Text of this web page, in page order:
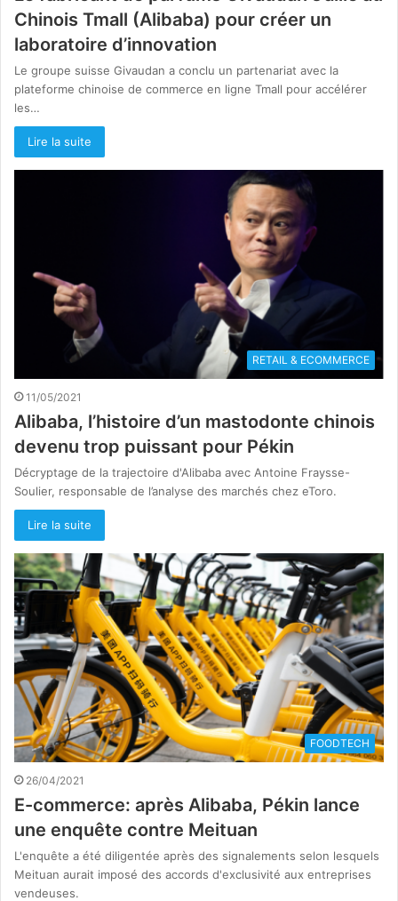
Chinois Tmall (Alibaba) pour créer un
laboratoire d’innovation
Le groupe suisse Givaudan a conclu un partenariat avec la
plateforme chinoise de commerce en ligne Tmall pour accélérer
les…
Lire la suite
RETAIL & ECOMMERCE
11/05/2021
Alibaba, l’histoire d’un mastodonte chinois
devenu trop puissant pour Pékin
Décryptage de la trajectoire d'Alibaba avec Antoine Fraysse-
Soulier, responsable de l’analyse des marchés chez eToro.
Lire la suite
FOODTECH
26/04/2021
E-commerce: après Alibaba, Pékin lance
une enquête contre Meituan
L'enquête a été diligentée après des signalements selon lesquels
Meituan aurait imposé des accords d'exclusivité aux entreprises
vendeuses.